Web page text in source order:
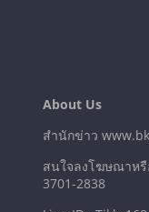
About Us
สำนักข่าว
สนใจลงโฆษณาห
3701-2838